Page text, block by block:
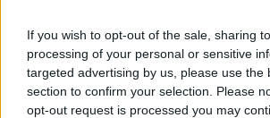
If you wish to opt-out of the sale, sharing
processing of your personal or sensitive
targeted advertising by us, please use the
section to confirm your selection. Please
opt-out request is processed you may
Το FIAT 500 Hybrid τώρα από 18.990 ευρώ